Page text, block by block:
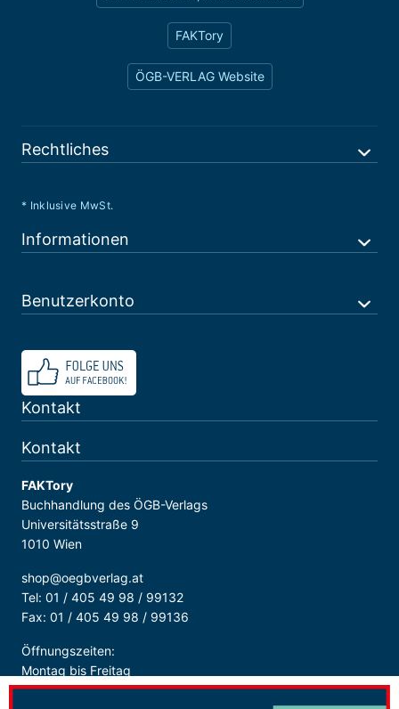
FAKTory
ÖGB-VERLAG Website
Rechtliches
* Inklusive MwSt.
Informationen
Benutzerkonto
Kontakt
Kontakt
FAKTory
Buchhandlung des ÖGB-Verlags
Universitätsstraße 9
1010 Wien
shop@oegbverlag.at
Tel: 01 / 405 49 98 / 99132
Fax: 01 / 405 49 98 / 99136
Öffnungszeiten:
Montag bis Freitag
9:00 - 18:00 Uhr